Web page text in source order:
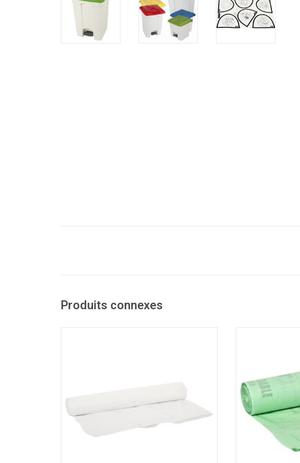
Produits connexes
AJOUTER AU PANIER
-
- Type
- Produit à
pommes